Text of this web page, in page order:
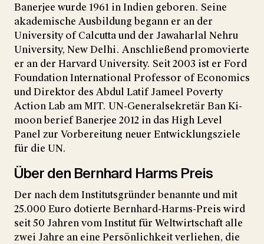
Banerjee wurde 1961 in Indien geboren. Seine
akademische Ausbildung begann er an der
University of Calcutta und der Jawaharlal Nehru
University, New Delhi. Anschließend promovierte
er an der Harvard University. Seit 2003 ist er Ford
Foundation International Professor of Economics
und Direktor des Abdul Latif Jameel Poverty
Action Lab am MIT. UN-Generalsekretär Ban Ki-
moon berief Banerjee 2012 in das High Level
Panel zur Vorbereitung neuer Entwicklungsziele
für die UN.
Über den Bernhard Harms Preis
Der nach dem Institutsgründer benannte und mit
25.000 Euro dotierte Bernhard-Harms-Preis wird
seit 50 Jahren vom Institut für Weltwirtschaft alle
zwei Jahre an eine Persönlichkeit verliehen, die